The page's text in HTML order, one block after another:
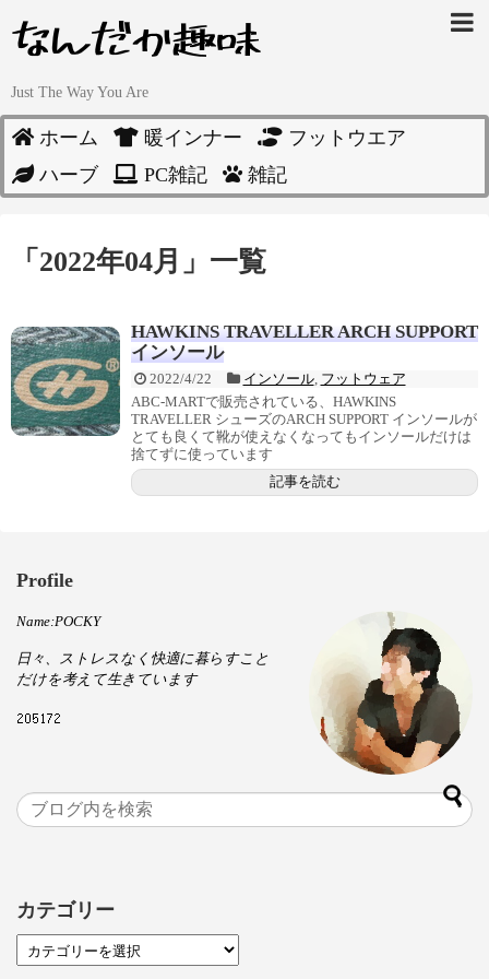
Just The Way You Are
ホーム 暖インナー
フットウエア
ハーブ
PC雑記 雑記
「 2022年04月 」 一覧
HAWKINS TRAVELLER ARCH SUPPORT
インソール
2022/4/22 インソール, フットウェア
ABC-MARTで販売されている、HAWKINS
TRAVELLER シューズのARCH SUPPORT インソールが
とても良くて靴が使えなくなってもインソールだけは
捨てずに使っています
記事を読む
Profile
Name:POCKY
日々、ストレスなく快適に暮らすこと
だけを考えて生きています
カテゴリー